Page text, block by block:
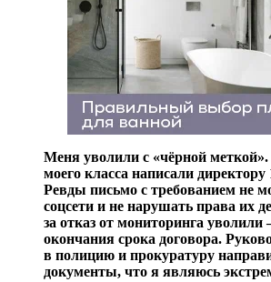
Меня уволили с «чёрной меткой».
моего класса написали
Ревды письмо с требованием не
соцсети и не нарушать права их
за отказ от мониторинга
окончания срока договора.
в полицию и прокуратуру
документы, что я являюсь